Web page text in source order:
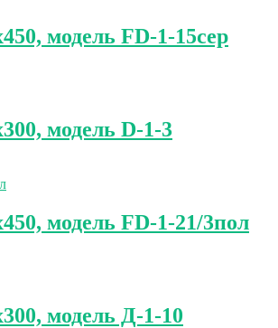
модель FD-1-15сер
модель D-1-3
модель FD-1-21/3пол
модель Д-1-10